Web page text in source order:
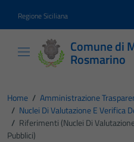
Regione Siciliana
Comune di
Rosmarino
Home / Amministrazione
/ Nuclei Di Valutazione E Verifica
/ Riferimenti (Nuclei Di
Pubblici)